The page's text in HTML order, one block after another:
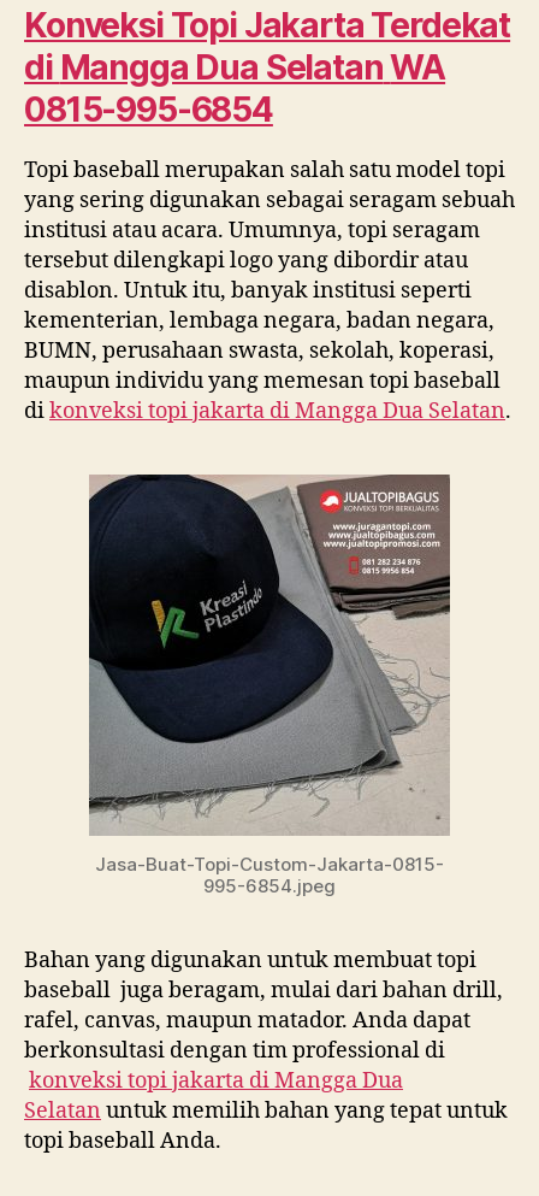
di
Mangga
Dua
995
6854
Konveksi Topi Jakarta Terdekat
di Mangga Dua SelatanWA
0815-995-6854
Topi baseball merupakan salah satu model topi
yang sering digunakan sebagai seragam sebuah
institusi atau acara. Umumnya, topi seragam
tersebut dilengkapi logo yang dibordir atau
disablon. Untuk itu, banyak institusi seperti
kementerian, lembaga negara, badan negara,
BUMN, perusahaan swasta, sekolah, koperasi,
maupun individu yang memesan topi baseball
dikonveksi topi jakarta diMangga Dua Selatan.
Jasa-Buat-Topi-Custom-Jakarta-0815-
995-6854.jpeg
Bahan yang digunakan untuk membuat topi
baseball juga beragam, mulai dari bahan drill,
rafel, canvas, maupun matador. Anda dapat
berkonsultasi dengan tim professional di
konveksi topi jakarta diMangga Dua
Selatan untuk memilih bahan yang tepat untuk
topi baseball Anda.